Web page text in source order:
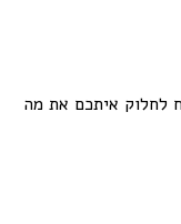
לחלוק איתכם את מה